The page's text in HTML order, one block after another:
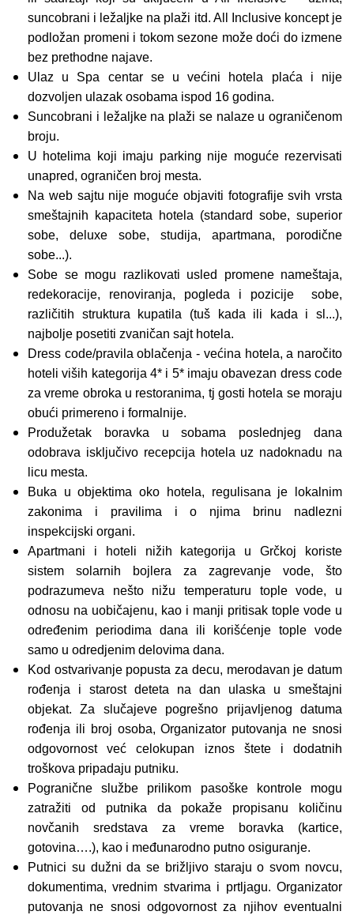
suncobrani i ležaljke na plaži itd. All Inclusive koncept je
podložan promeni i tokom sezone može doći do izmene
bez prethodne najave.
Ulaz u Spa centar se u većini hotela plaća i nije
dozvoljen ulazak osobama ispod 16 godina.
Suncobrani i ležaljke na plaži se nalaze u ograničenom
broju.
U hotelima koji imaju parking nije moguće rezervisati
unapred, ograničen broj mesta.
Na web sajtu nije moguće objaviti fotografije svih vrsta
smeštajnih kapaciteta hotela (standard sobe, superior
sobe, deluxe sobe, studija, apartmana, porodične
sobe...).
Sobe se mogu razlikovati usled promene nameštaja,
redekoracije, renoviranja, pogleda i pozicije sobe,
različitih struktura kupatila (tuš kada ili kada i sl...),
najbolje posetiti zvaničan sajt hotela.
Dress code/pravila oblačenja - većina hotela, a naročito
hoteli viših kategorija 4* i 5* imaju obavezan dress code
za vreme obroka u restoranima, tj gosti hotela se moraju
obući primereno i formalnije.
Produžetak boravka u sobama poslednjeg dana
odobrava isključivo recepcija hotela uz nadoknadu na
licu mesta.
Buka u objektima oko hotela, regulisana je lokalnim
zakonima i pravilima i o njima brinu nadlezni
inspekcijski organi.
Apartmani i hoteli nižih kategorija u Grčkoj koriste
sistem solarnih bojlera za zagrevanje vode, što
podrazumeva nešto nižu temperaturu tople vode, u
odnosu na uobičajenu, kao i manji pritisak tople vode u
određenim periodima dana ili korišćenje tople vode
samo u odredjenim delovima dana.
Kod ostvarivanje popusta za decu, merodavan je datum
rođenja i starost deteta na dan ulaska u smeštajni
objekat. Za slučajeve pogrešno prijavljenog datuma
rođenja ili broj osoba, Organizator putovanja ne snosi
odgovornost već celokupan iznos štete i dodatnih
troškova pripadaju putniku.
Pogranične službe prilikom pasoške kontrole mogu
zatražiti od putnika da pokaže propisanu količinu
novčanih sredstava za vreme boravka (kartice,
gotovina….), kao i međunarodno putno osiguranje.
Putnici su dužni da se brižljivo staraju o svom novcu,
dokumentima, vrednim stvarima i prtljagu. Organizator
putovanja ne snosi odgovornost za njihov eventualni